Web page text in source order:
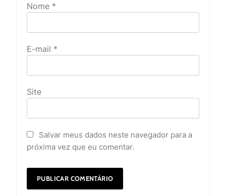
Nome *
E-mail *
Site
Salvar meus dados neste navegador para a
próxima vez que eu comentar.